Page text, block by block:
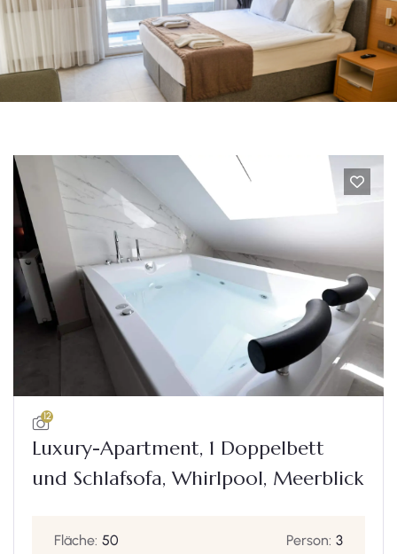
12
Luxury-Apartment, 1 Doppelbett
und Schlafsofa, Whirlpool, Meerblick
Fläche: 50 Person: 3